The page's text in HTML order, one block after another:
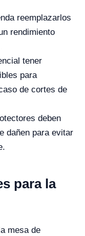
reemplazarlos
rendimiento
tener
para
de cortes de
deben
dañen para evitar
para la
mesa de